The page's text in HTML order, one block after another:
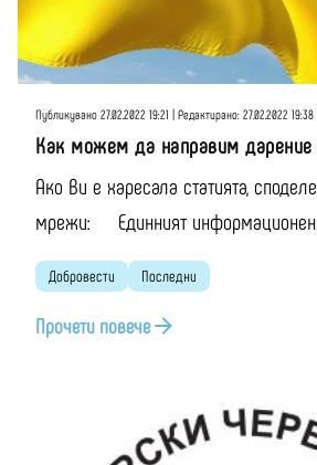
Публикувано от
Момчил Цонев
Публикувано 27.02.2022 19:21 | Редактирано: 27.02.2022 19:38
Как можем да направим дарение
Ако Ви е харесала статията,
мрежи: Единният информационен
Добровести Последни
Прочети повече